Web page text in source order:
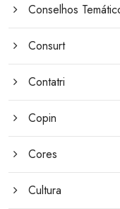
Conselhos
Consurt
Contatri
Copin
Cores
Cultura